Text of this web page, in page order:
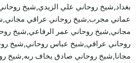
بغداد,شيخ روحاني علي الزيدي,شيخ
عماني مجرب,شيخ روحاني عراقي
مجاني,شيخ روحاني عمر الرفاعي,شيخ
روحاني عراقي,شيخ عباس روحاني,شيخ
مجانا,شيخ روحاني صادق يخاف ربه,شيخ